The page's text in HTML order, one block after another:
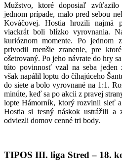
Mužstvo, ktoré doposiaľ
jednom prípade, malo pred sebou
Kováčovej. Hostia hrozili najmä
viackrát boli blízko vyrovnania.
kurióznom momente. Po jednom
privodil menšie zranenie, pre
ošetrovaný. Po jeho návrate do hry
túto povinnosť vzal na seba jeden
však napálil loptu do číhajúceho
do siete a bolo vyrovnané na 1:1.
minúte, keď sa po akcii z pravej
lopte Hámorník, ktorý rozvlnil sieť
Hostia si tesný náskok ustrážili a
odviezli domov cenné tri body.
TIPOS III. liga Stred – 18.